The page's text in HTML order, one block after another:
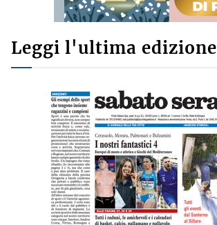
Leggi l'ultima edizione